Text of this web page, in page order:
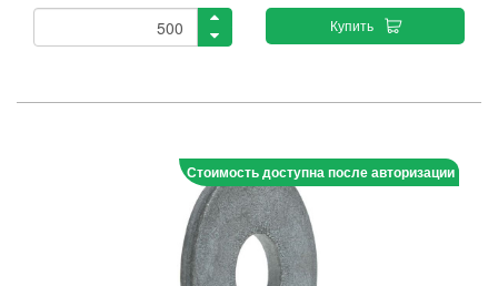
Купить
Стоимость доступна после авторизации